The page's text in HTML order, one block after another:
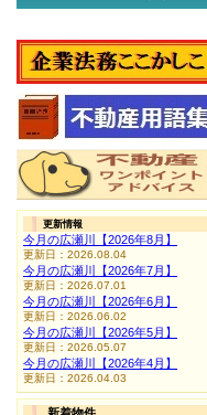
更新情報
今月の広瀬川【2026年8月】
更新日：2026.08.04
今月の広瀬川【2026年7月】
更新日：2026.07.01
今月の広瀬川【2026年6月】
更新日：2026.06.02
今月の広瀬川【2026年5月】
更新日：2026.05.07
今月の広瀬川【2026年4月】
更新日：2026.04.03
新着物件